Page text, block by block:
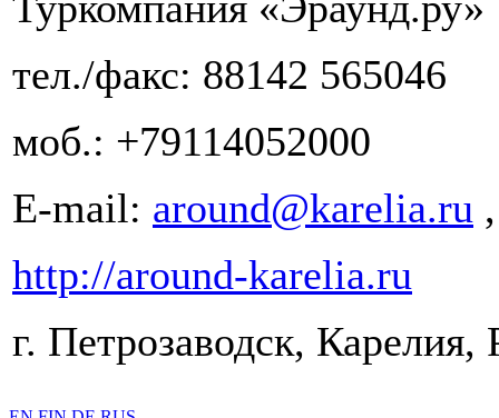
тел./факс: 88142 565046
моб.: +79114052000
E-mail: around@karelia.ru
http://around-karelia.ru
г. Петрозаводск, Карелия,